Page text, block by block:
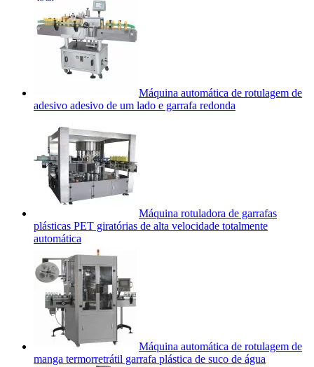
Máquina automática de rotulagem de
adesivo adesivo de um lado e garrafa redonda
Máquina rotuladora de garrafas
plásticas PET giratórias de alta velocidade totalmente
automática
Máquina automática de rotulagem de
manga termorretrátil garrafa plástica de suco de água